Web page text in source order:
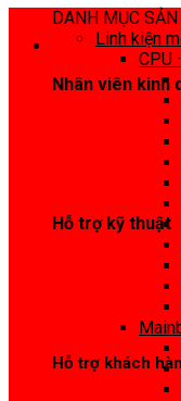
Nhân viên kinh
Hỗ trợ kỹ thuật
Hỗ trợ khách
DANH MỤC
Linh kiện
CPU